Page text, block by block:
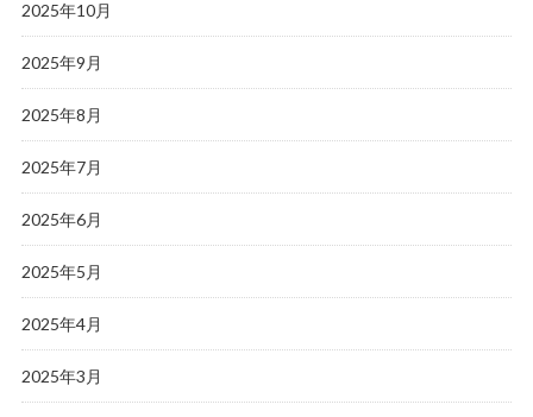
2025年10月
2025年9月
2025年8月
2025年7月
2025年6月
2025年5月
2025年4月
2025年3月